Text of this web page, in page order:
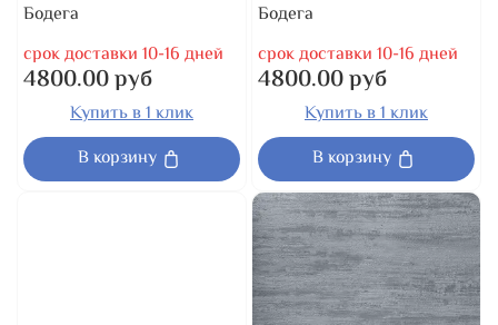
Бодега
срок доставки 10-16 дней
4800.00 руб
Купить в 1 клик
В корзину
Бодега
срок доставки 10-16 дней
4800.00 руб
Купить в 1 клик
В корзину